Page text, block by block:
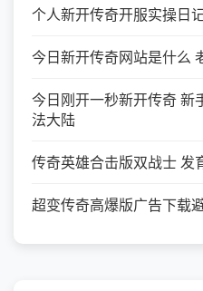
个人新开传奇开服实操日
今日新开传奇网站是什么
今日刚开一秒新开传奇 新
法大陆
传奇英雄合击版双战士 发
超变传奇高爆版广告下载